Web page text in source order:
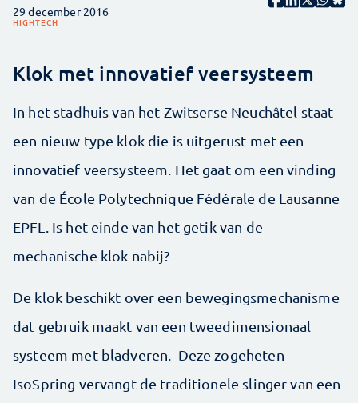
29 december 2016
HIGHTECH
Klok met innovatief veersysteem
In het stadhuis van het Zwitserse Neuchâtel staat
een nieuw type klok die is uitgerust met een
innovatief veersysteem. Het gaat om een vinding
van de École Polytechnique Fédérale de Lausanne
EPFL. Is het einde van het getik van de
mechanische klok nabij?
De klok beschikt over een bewegingsmechanisme
dat gebruik maakt van een tweedimensionaal
systeem met bladveren. Deze zogeheten
IsoSpring vervangt de traditionele slinger van een